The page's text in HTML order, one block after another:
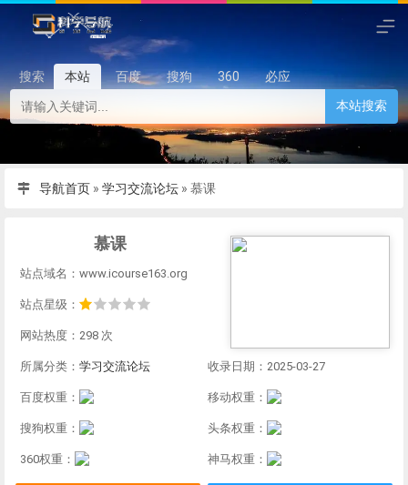
搜索 本站 百度 搜狗 360
必应
本站搜索
导航首页 » 学习交流论坛 » 慕课
慕课
站点域名：www.icourse163.org
站点星级：
网站热度：298 次
所属分类： 学习交流论坛 收录日期：2025-03-27
百度权重： 移动权重：
搜狗权重： 头条权重：
360权重： 神马权重：